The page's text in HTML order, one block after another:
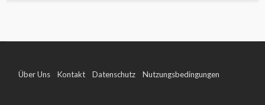
Über Uns Kontakt Datenschutz Nutzungsbedingungen